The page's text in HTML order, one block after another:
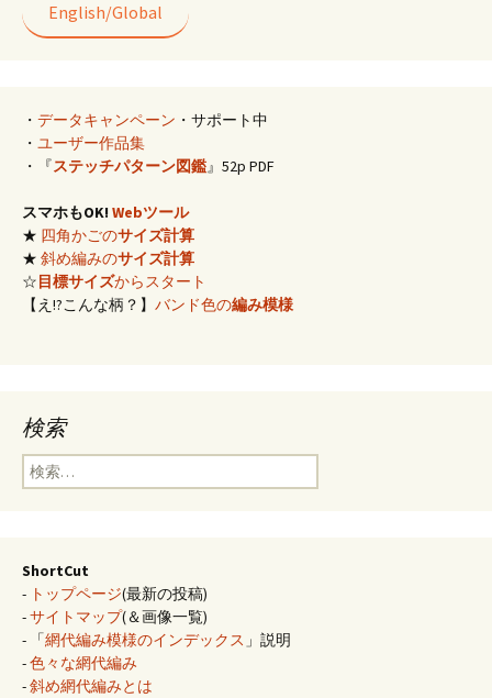
English/Global
・ データキャンペーン ・サポート中
・ ユーザー作品集
・『ステッチパターン図鑑』52p PDF
スマホもOK! Webツール
★ 四角かごのサイズ計算
★ 斜め編みのサイズ計算
☆目標サイズからスタート
【え!?こんな柄？】 バンド色の編み模様
検索
検
索:
ShortCut
- トップページ(最新の投稿)
-サイトマップ(＆画像一覧)
- 「網代編み模様のインデックス 」説明
-色々な網代編み
-斜め網代編みとは